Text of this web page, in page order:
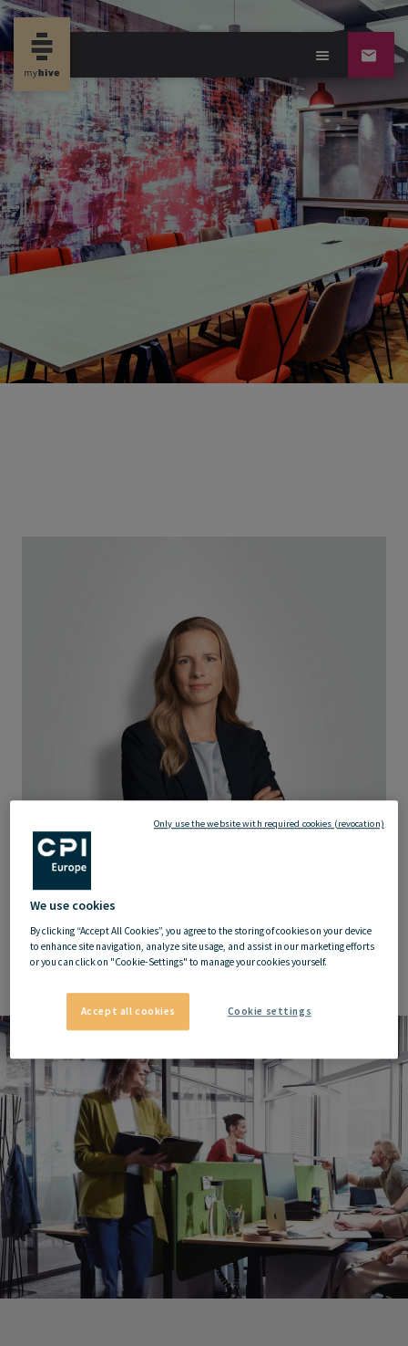
new page
We use cookies
By clicking “Accept All Cookies”, you agree to the storing of cookies on your device
to enhance site navigation, analyze site usage, and assist in our marketing efforts
or you can click on "Cookie-Settings" to manage your cookies yourself.
Accept all cookies Cookie settings
Only use the website with required cookies (revocation)